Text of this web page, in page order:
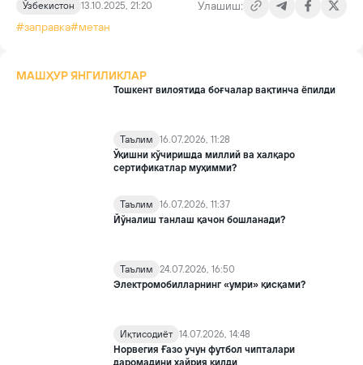
Ўзбекистон 13.10.2025, 21:20
Улашиш:
#заправка#метан
МАШҲУР ЯНГИЛИКЛАР
Тошкент вилоятида боғчалар вақтинча ёпилди
Таълим
16.07.2026, 11:28
Ўқишни кўчиришда миллий ва халқаро
сертификатлар муҳимми?
Таълим
16.07.2026, 11:37
Йўналиш танлаш қачон бошланади?
Таълим
24.07.2026, 16:50
Электромобилларнинг «умри» қисқами?
Иқтисодиёт 14.07.2026, 14:48
Норвегия Ғазо учун футбол чипталари
даромадини хайрия қилди